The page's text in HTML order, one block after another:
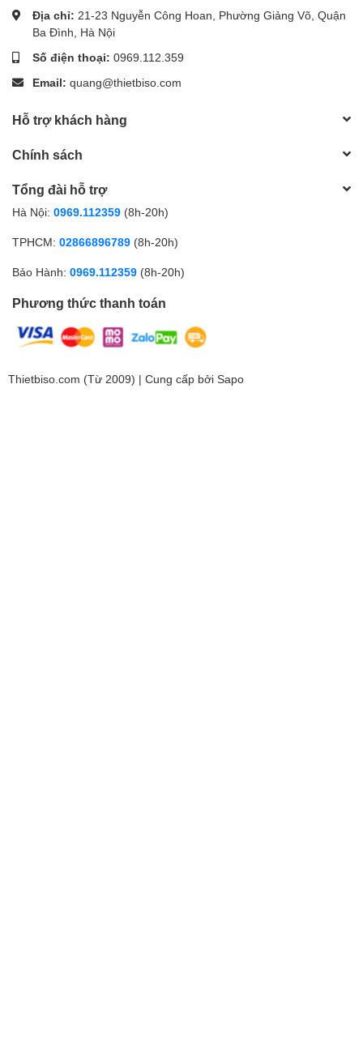
Địa chỉ: 21-23 Nguyễn Công Hoan, Phường Giảng Võ, Quận
Ba Đình, Hà Nội
Số điện thoại: 0969.112.359
Email: quang@thietbiso.com
Hỗ trợ khách hàng
Chính sách
Tổng đài hỗ trợ
Hà Nội: 0969.112359 (8h-20h)
TPHCM: 02866896789 (8h-20h)
Bảo Hành: 0969.112359 (8h-20h)
Phương thức thanh toán
Thietbiso.com (Từ 2009) | Cung cấp bởi Sapo